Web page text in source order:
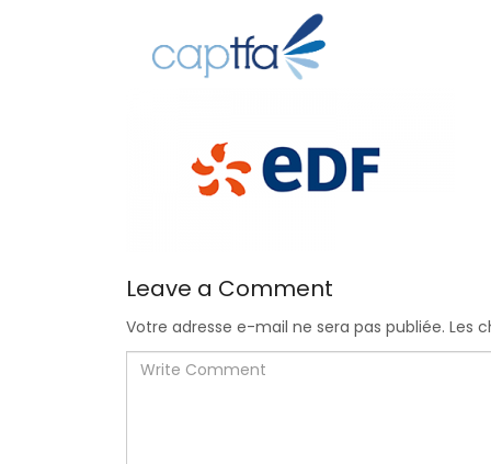
Leave a Comment
Votre adresse e-mail ne sera pas publiée. Les